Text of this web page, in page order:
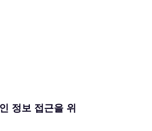
정보 접근을 위